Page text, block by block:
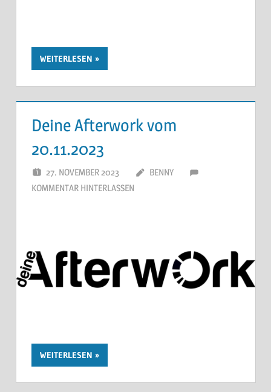
WEITERLESEN
Deine Afterwork vom
20.11.2023
27. NOVEMBER 2023
BENNY
KOMMENTAR HINTERLASSEN
WEITERLESEN